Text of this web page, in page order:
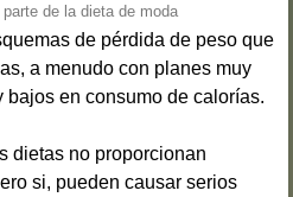
de la dieta de moda
de pérdida de peso que
a menudo con planes muy
bajos en consumo de calorías.
dietas no proporcionan
si, pueden causar serios